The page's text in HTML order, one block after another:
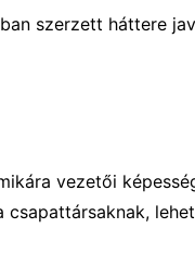
szerzett háttere
vezetői